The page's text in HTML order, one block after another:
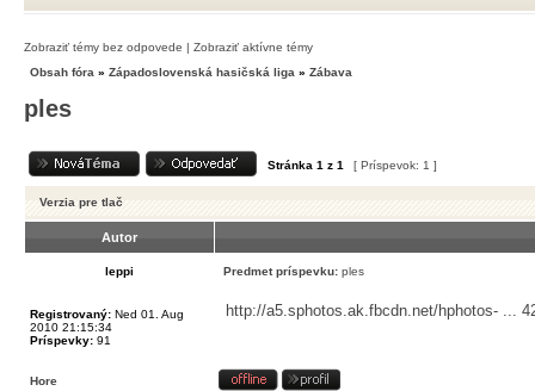
Zobraziť témy bez odpovede | Zobraziť aktívne témy
Obsah fóra » Západoslovenská hasičská liga » Zábava
ples
Stránka 1 z 1 [ Príspevok: 1 ]
Verzia pre tlač
Autor
leppi Predmet príspevku: ples
Registrovaný: Ned 01. Aug
2010 21:15:34
Príspevky: 91
http://a5.sphotos.ak.fbcdn.net/hphotos- ...
Hore